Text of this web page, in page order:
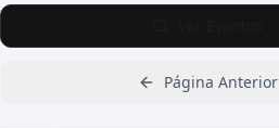
Página Anterior